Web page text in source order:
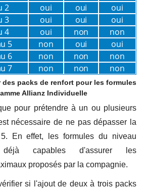
2
oui oui
oui
3
oui oui
oui
4
oui non
non
5
non oui
oui
6
non non
non
7
non non non
packs de renfort pour les formules
Allianz Individuelle
pour prétendre à un ou plusieurs
nécessaire de ne pas dépasser la
En effet, les formules du niveau
capables d'assurer les
proposés par la compagnie.
si l'ajout de deux à trois packs